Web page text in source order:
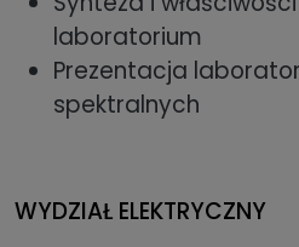
laboratorium
Prezentacja
spektralnych
WYDZIAŁ ELEKTRYCZNY